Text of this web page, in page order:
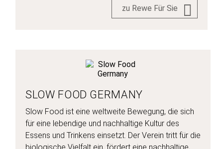
zu Rewe Für Sie
SLOW FOOD GERMANY
Slow Food ist eine weltweite Bewegung, die sich
für eine lebendige und nachhaltige Kultur des
Essens und Trinkens einsetzt. Der Verein tritt für die